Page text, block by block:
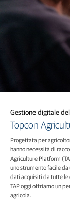
Gestione digitale
Topcon
Progettata per
hanno necessità di
Agriculture Platform
uno strumento facile
dati acquisiti da tutte le
TAP oggi offriamo un
agricola.